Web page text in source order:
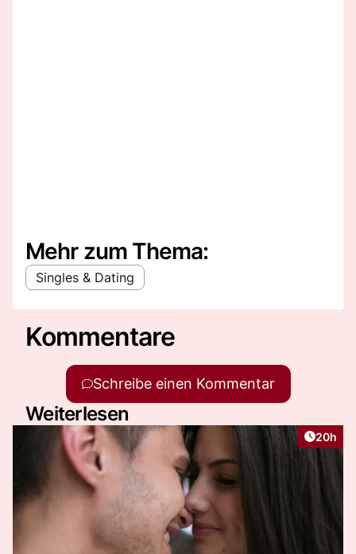
Mehr zum Thema:
Singles & Dating
Kommentare
Schreibe einen Kommentar
Weiterlesen
Artikel
20h